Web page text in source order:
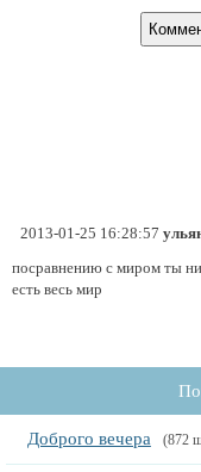
2013-01-25 16:28:57
посравнению с миром ты ни
есть весь мир
Доброго вечера (872